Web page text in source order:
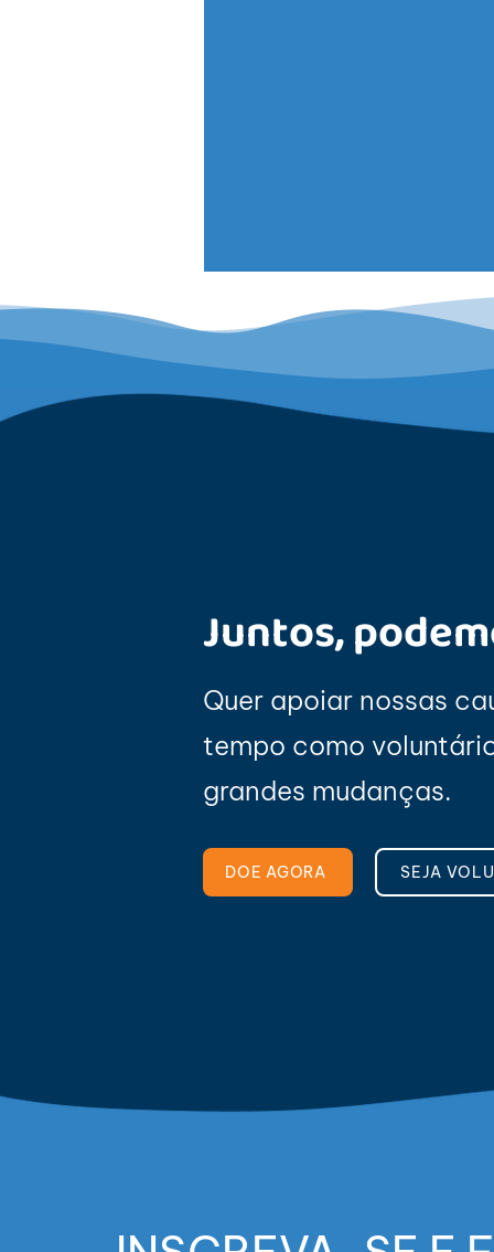
Juntos,
Quer apoiar nossas
tempo como
grandes mudanças.
DOE AGORA SEJA